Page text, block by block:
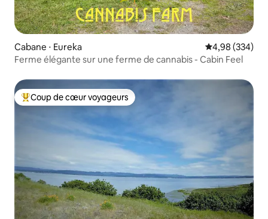
Cabane ⋅ Eureka Évaluation
4,98 (334)
Ferme élégante sur une ferme de cannabis - Cabin Feel
Coups de cœur voyageurs les plus appréciés
Coup de cœur voyageurs